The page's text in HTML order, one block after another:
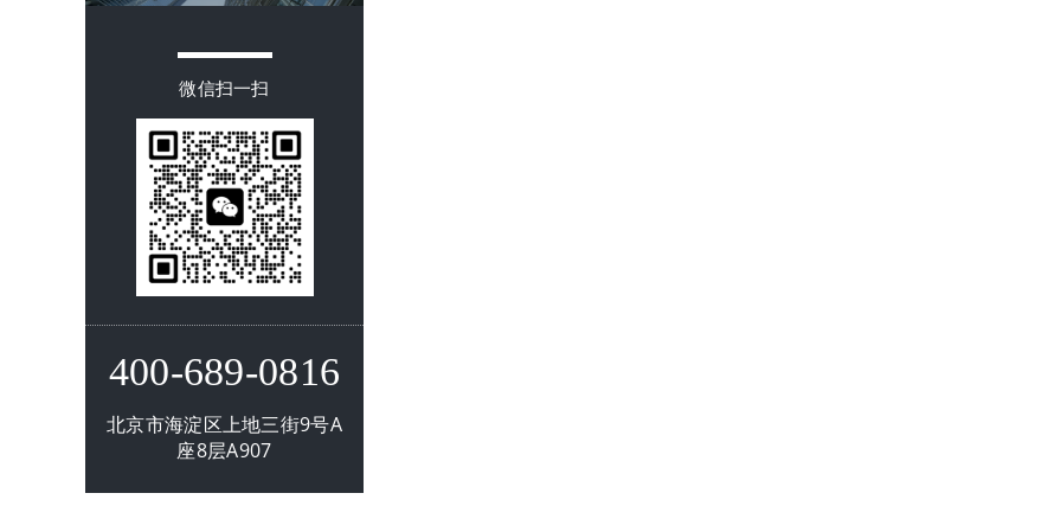
微信扫一扫
400-689-0816
北京市海淀区上地三街9号A
座8层A907